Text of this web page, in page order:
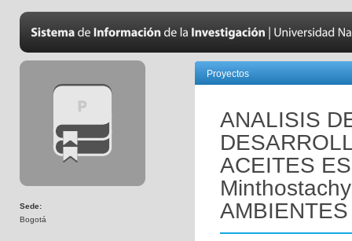
Sede:
Bogotá
Proyectos
ANALISIS
ACEITES